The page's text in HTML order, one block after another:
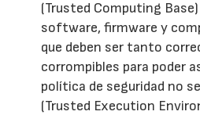
(Trusted Computing
software, firmware y
que deben ser tanto
corrompibles para poder
política de seguridad no
(Trusted Execution